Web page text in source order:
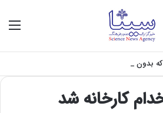
بدون تغذیه خطرناک می‌شود
کارخانه شد